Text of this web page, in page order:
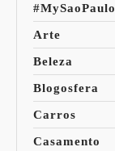
#MySaoPaulo
Arte
Beleza
Blogosfera
Carros
Casamento